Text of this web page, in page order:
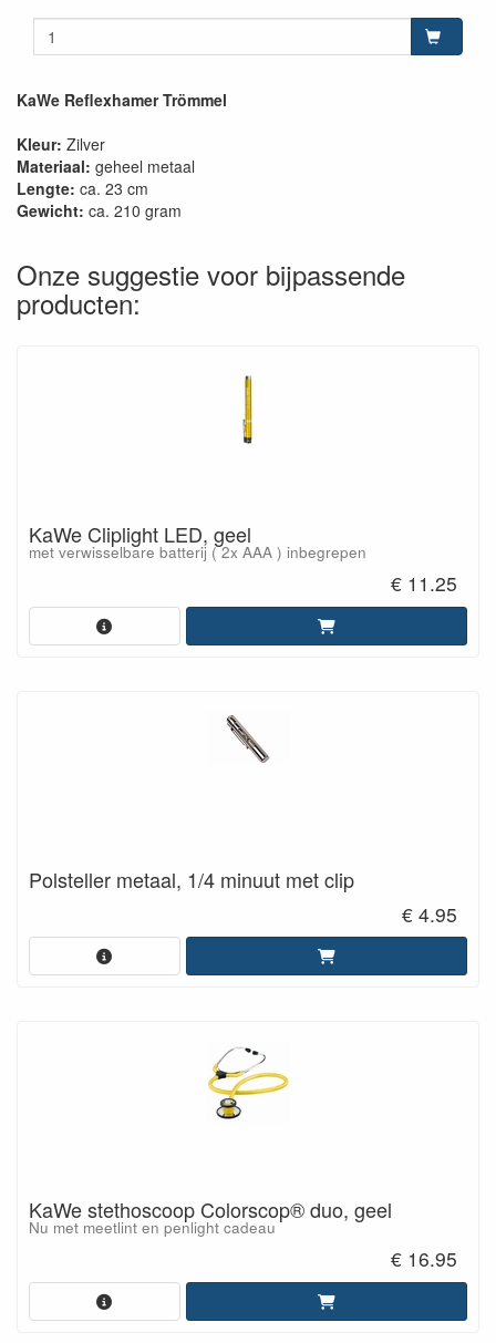
KaWe Reflexhamer Trömmel
Kleur: Zilver
Materiaal: geheel metaal
Lengte: ca. 23 cm
Gewicht: ca. 210 gram
Onze suggestie voor bijpassende
producten:
KaWe Cliplight LED, geel
met verwisselbare batterij ( 2x AAA ) inbegrepen
€ 11.25
Polsteller metaal, 1/4 minuut met clip
€ 4.95
KaWe stethoscoop Colorscop® duo, geel
Nu met meetlint en penlight cadeau
€ 16.95